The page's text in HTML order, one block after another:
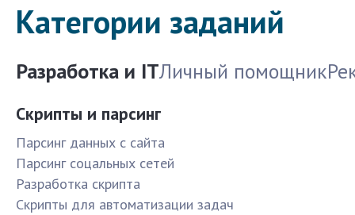
Категории заданий
Разработка и ITЛичный помощник
Скрипты и парсинг
Парсинг данных с сайта
Парсинг соцальных сетей
Разработка скрипта
Скрипты для автоматизации задач